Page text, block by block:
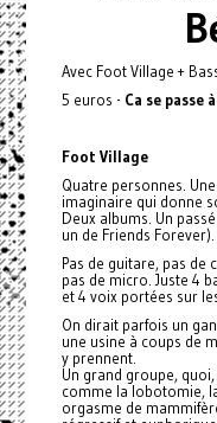
Avec Foot Village +
5 euros - Ca se passe
Foot Village
Quatre personnes.
imaginaire qui donne
Deux albums. Un
un de Friends Forever).
Pas de guitare, pas de
pas de micro. Juste 4
et 4 voix portées sur
On dirait parfois un
une usine à coups de
y prennent.
Un grand groupe,
comme la lobotomie,
orgasme de